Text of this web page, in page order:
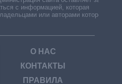
с информацией, которая
или авторами которой
О НАС
КОНТАКТЫ
ПРАВИЛА